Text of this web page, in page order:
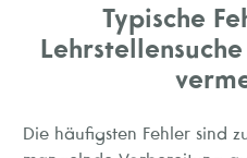
Typische
Die häufigsten Fehler sind